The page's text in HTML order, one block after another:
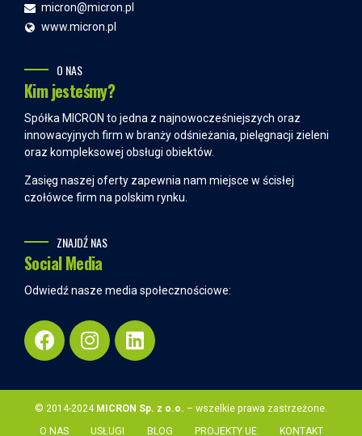
micron@micron.pl
www.micron.pl
O NAS
Kim jesteśmy?
Spółka MICRON to jedna z najnowocześniejszych oraz
innowacyjnych firm w branży odśnieżania, pielęgnacji zieleni
oraz kompleksowej obsługi obiektów.
Zasięg naszej oferty zapewnia nam miejsce w ścisłej
czołówce firm na polskim rynku.
ZNAJDŹ NAS
Social Media
Odwiedź nasze media społecznościowe:
© 2014-2024 MICRON Sp. z o.o. – wszelkie prawa zastrzeżone.
O NAS USŁUGI BLOG PROJEKTY UE KONTAKT